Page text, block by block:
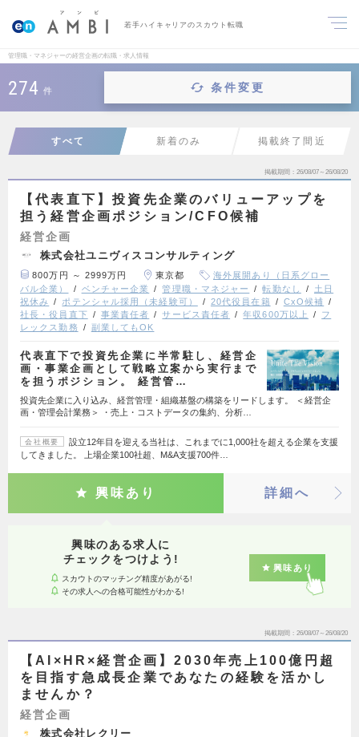
若手ハイキャリアのスカウト転職
管理職・マネジャーの経営企画の転職・求人情報
274 件 条件変更
すべて 新着のみ 掲載終了間近
掲載期間 26/08/07～26/08/20
【代表直下】投資先企業のバリューアップを
担う経営企画ポジション/CFO候補
経営企画
株式会社ユニヴィスコンサルティング
800万円 ～ 2999万円 東京都
海外展開あり（日系グロー
バル企業）
ベンチャー企業 管理職・マネジャー 転勤なし
土日
祝休み
ポテンシャル採用（未経験可） 20代役員在籍
CxO候補
社長・役員直下
事業責任者 サービス責任者 年収600万以上
フ
レックス勤務
副業してもOK
代表直下で投資先企業に半常駐し、経営企
画・事業企画として戦略立案から実行まで
を担うポジション。 経営管…
投資先企業に入り込み、経営管理・組織基盤の構築をリードします。 ＜経営企
画・管理会計業務＞ ・売上・コストデータの集約、分析…
会社概要
設立12年目を迎える当社は、これまでに1,000社を超える企業を支援
してきました。 上場企業100社超、M&A支援700件…
興味あり 詳細へ
興味のある求人に
チェックをつけよう!
スカウトのマッチング精度があがる!
その求人への合格可能性がわかる!
興味あり
掲載期間 26/08/07～26/08/20
【AI×HR×経営企画】2030年売上100億円超
を目指す急成長企業であなたの経験を活かし
ませんか？
経営企画
株式会社レクリー